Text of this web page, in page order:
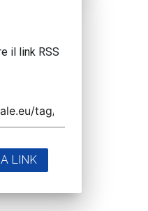
il link RSS
LINK